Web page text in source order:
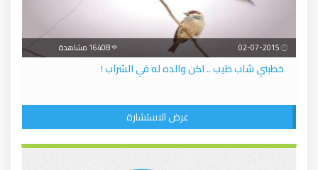
خطبني شاب طيب .. لكن والده له في الشراب !
عرض الاستشارة